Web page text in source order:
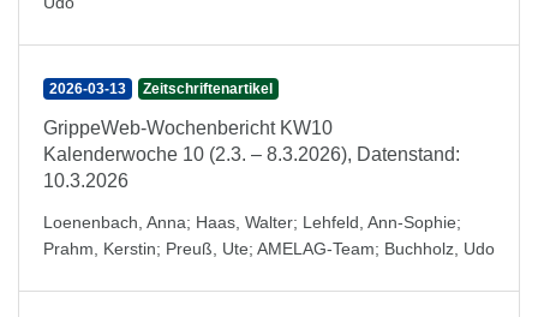
2026-03-13 Zeitschriftenartikel
GrippeWeb-Wochenbericht KW10
Kalenderwoche 10 (2.3. – 8.3.2026), Datenstand:
10.3.2026
Loenenbach, Anna; Haas, Walter; Lehfeld, Ann-Sophie;
Prahm, Kerstin; Preuß, Ute; AMELAG-Team; Buchholz, Udo